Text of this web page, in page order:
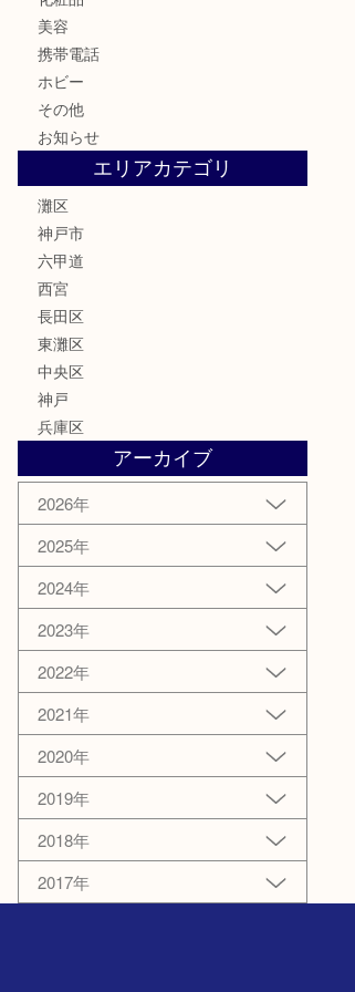
美容
携帯電話
ホビー
その他
お知らせ
エリアカテゴリ
灘区
神戸市
六甲道
西宮
長田区
東灘区
中央区
神戸
兵庫区
アーカイブ
2026年
2025年
2024年
2023年
2022年
2021年
2020年
2019年
2018年
2017年